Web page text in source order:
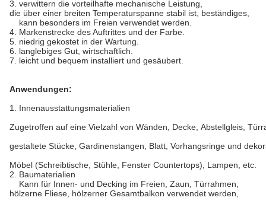
3. verwittern die vorteilhafte mechanische Leistung,
die über einer breiten Temperaturspanne stabil ist, beständiges,
kann besonders im Freien verwendet werden.
4. Markenstrecke des Auftrittes und der Farbe.
5. niedrig gekostet in der Wartung.
6. langlebiges Gut, wirtschaftlich.
7. leicht und bequem installiert und gesäubert.
Anwendungen:
1. Innenausstattungsmaterialien
Zugetroffen auf eine Vielzahl von Wänden, Decke, Abstellgleis,
gestaltete Stücke, Gardinenstangen, Blatt, Vorhangsringe und
Möbel (Schreibtische, Stühle, Fenster Countertops), Lampen, etc.
2. Baumaterialien
Kann für Innen- und Decking im Freien, Zaun, Türrahmen,
hölzerne Fliese, hölzerner Gesamtbalkon verwendet werden,